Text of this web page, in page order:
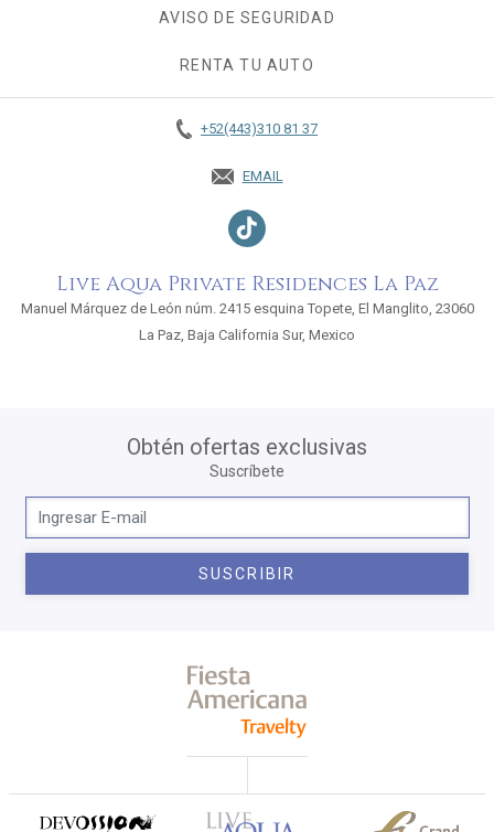
AVISO DE SEGURIDAD
RENTA TU AUTO
+52(443)310 81 37
EMAIL
Live Aqua Private Residences La Paz
Manuel Márquez de León núm. 2415 esquina Topete, El Manglito, 23060
La Paz, Baja California Sur, Mexico
Obtén ofertas exclusivas
Suscríbete
SUSCRIBIR